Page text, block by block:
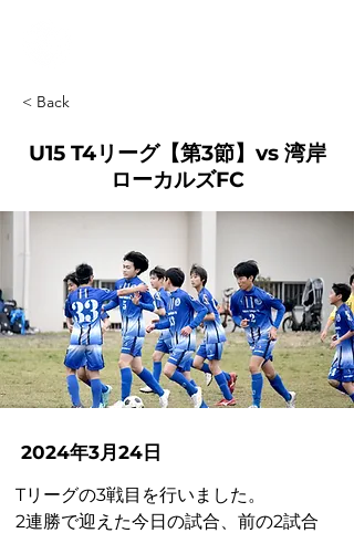
< Back
U15 T4リーグ【第3節】vs 湾岸
ローカルズFC
2024年3月24日
Tリーグの3戦目を行いました。
2連勝で迎えた今日の試合、前の2試合